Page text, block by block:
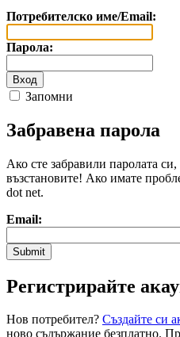
Потребителско име/Email:
Парола:
Запомни
Забравена парола
Ако сте забравили паролата
възстановите! Ако имате
dot net.
Email:
Регистрирайте
Нов потребител? Създайте си
ново съдържание безплатно.